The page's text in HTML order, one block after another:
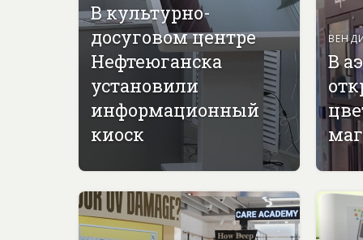
В культурно-
досуговом центре
Нефтеюганска
установили
информационный
киоск
В